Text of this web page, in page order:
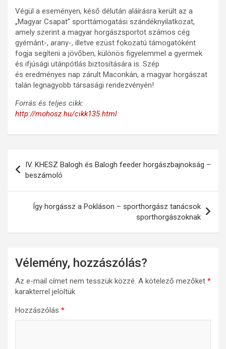
Végül a eseményen, késő délután aláírásra került az a
„Magyar Csapat” sporttámogatási szándéknyilatkozat,
amely szerint a magyar horgászsportot számos cég
gyémánt-, arany-, illetve ezüst fokozatú támogatóként
fogja segíteni a jövőben, különös figyelemmel a gyermek
és ifjúsági utánpótlás biztosítására is. Szép
és eredményes nap zárult Maconkán, a magyar horgászat
talán legnagyobb társasági rendezvényén!
Forrás és teljes cikk:
http://mohosz.hu/cikk135.html
navigáció
IV. KHESZ Balogh és Balogh feeder horgászbajnokság –
beszámoló
Így horgássz a Pokláson – sporthorgász tanácsok
sporthorgászoknak
Vélemény, hozzászólás?
Az e-mail címet nem tesszük közzé. A kötelező mezőket *
karakterrel jelöltük
Hozzászólás *